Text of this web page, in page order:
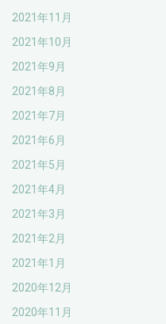
2021年11月
2021年10月
2021年9月
2021年8月
2021年7月
2021年6月
2021年5月
2021年4月
2021年3月
2021年2月
2021年1月
2020年12月
2020年11月